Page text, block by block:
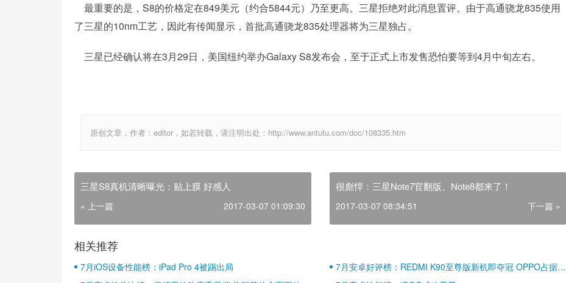
最重要的是，S8的价格定在849美元（约合5844元）乃至更高。三星拒绝对此消息置评。由于高通骁龙835使用
了三星的10nm工艺，因此有传闻显示，首批高通骁龙835处理器将为三星独占。
三星已经确认将在3月29日，美国纽约举办Galaxy S8发布会，至于正式上市发售恐怕要等到4月中旬左右。
原创文章，作者：editor，如若转载，请注明出处：http://www.antutu.com/doc/108335.htm
三星S8真机清晰曝光：贴上膜 好感人
« 上一篇 2017-03-07 01:09:30
很彪悍：三星Note7官翻版、Note8都来了！
2017-03-07 08:34:51 下一篇 »
相关推荐
7月iOS设备性能榜：iPad Pro 4被踢出局
7月安卓好评榜：REDMI K90至尊版新机即夺冠 OPPO占据半
壁江山